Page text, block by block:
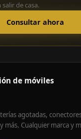
de casa.
Consultar ahora
de móviles
agotadas,
más. Cualquier marca y